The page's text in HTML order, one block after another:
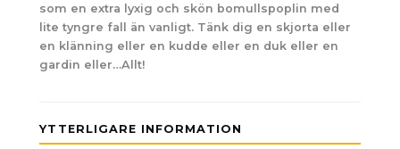
som en extra lyxig och skön bomullspoplin med
lite tyngre fall än vanligt. Tänk dig en skjorta eller
en klänning eller en kudde eller en duk eller en
gardin eller…Allt!
YTTERLIGARE INFORMATION